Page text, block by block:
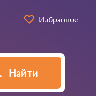
Избранное
Найти